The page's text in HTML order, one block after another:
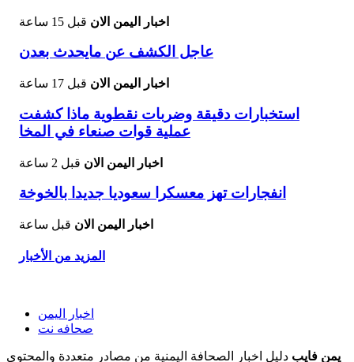
اخبار اليمن الان قبل 15 ساعة
عاجل الكشف عن مايحدث بعدن
اخبار اليمن الان قبل 17 ساعة
استخبارات دقيقة وضربات نقطوية ماذا كشفت
عملية قوات صنعاء في المخا
اخبار اليمن الان قبل 2 ساعة
انفجارات تهز معسكرا سعوديا جديدا بالخوخة
اخبار اليمن الان قبل ساعة
المزيد من الأخبار
اخبار اليمن
صحافه نت
يمن فايب دليل اخبار الصحافة اليمنية من مصادر متعددة والمحتوى